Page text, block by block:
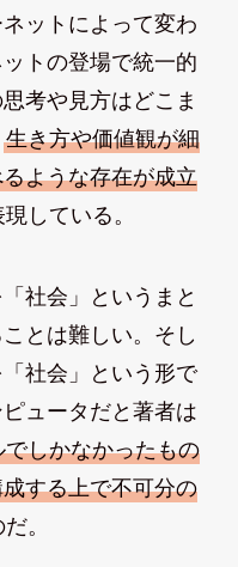
ットによって変わ
トの登場で統一的
考や見方はどこま
生き方や価値観が細
ような存在が成立
している。
社会」というまと
とは難しい。そし
社会」という形で
ュータだと著者は
しかなかったもの
する上で不可分の
。